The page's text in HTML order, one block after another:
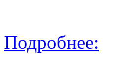
Подробнее: